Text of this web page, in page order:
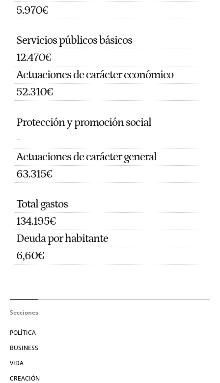
5.970€
Servicios públicos básicos
12.470€
Actuaciones de carácter económico
52.310€
Protección y promoción social
-
Actuaciones de carácter general
63.315€
Total gastos
134.195€
Deuda por habitante
6,60€
Secciones
POLÍTICA
BUSINESS
VIDA
CREACIÓN